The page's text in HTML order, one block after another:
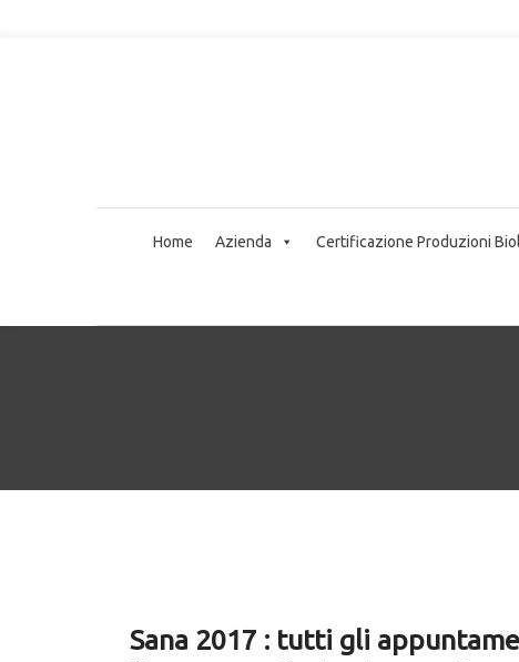
Home Azienda Certificazione Produzioni
Sana 2017 : tutti gli